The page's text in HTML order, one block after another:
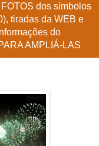
dos símbolos
tiradas da WEB e
do
AMPLIÁ-LAS